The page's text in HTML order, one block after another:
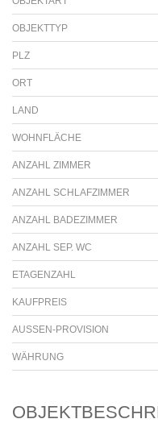
OBJEKTTYP
PLZ
ORT
LAND
WOHNFLÄCHE
ANZAHL ZIMMER
ANZAHL SCHLAFZIMMER
ANZAHL BADEZIMMER
ANZAHL SEP. WC
ETAGENZAHL
KAUFPREIS
AUSSEN-PROVISION
WÄHRUNG